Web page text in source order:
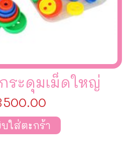
ระดุมเม็ดใหญ่
500.00
ใส่ตะกร้า